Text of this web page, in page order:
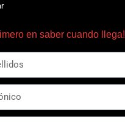
en saber cuando llega!